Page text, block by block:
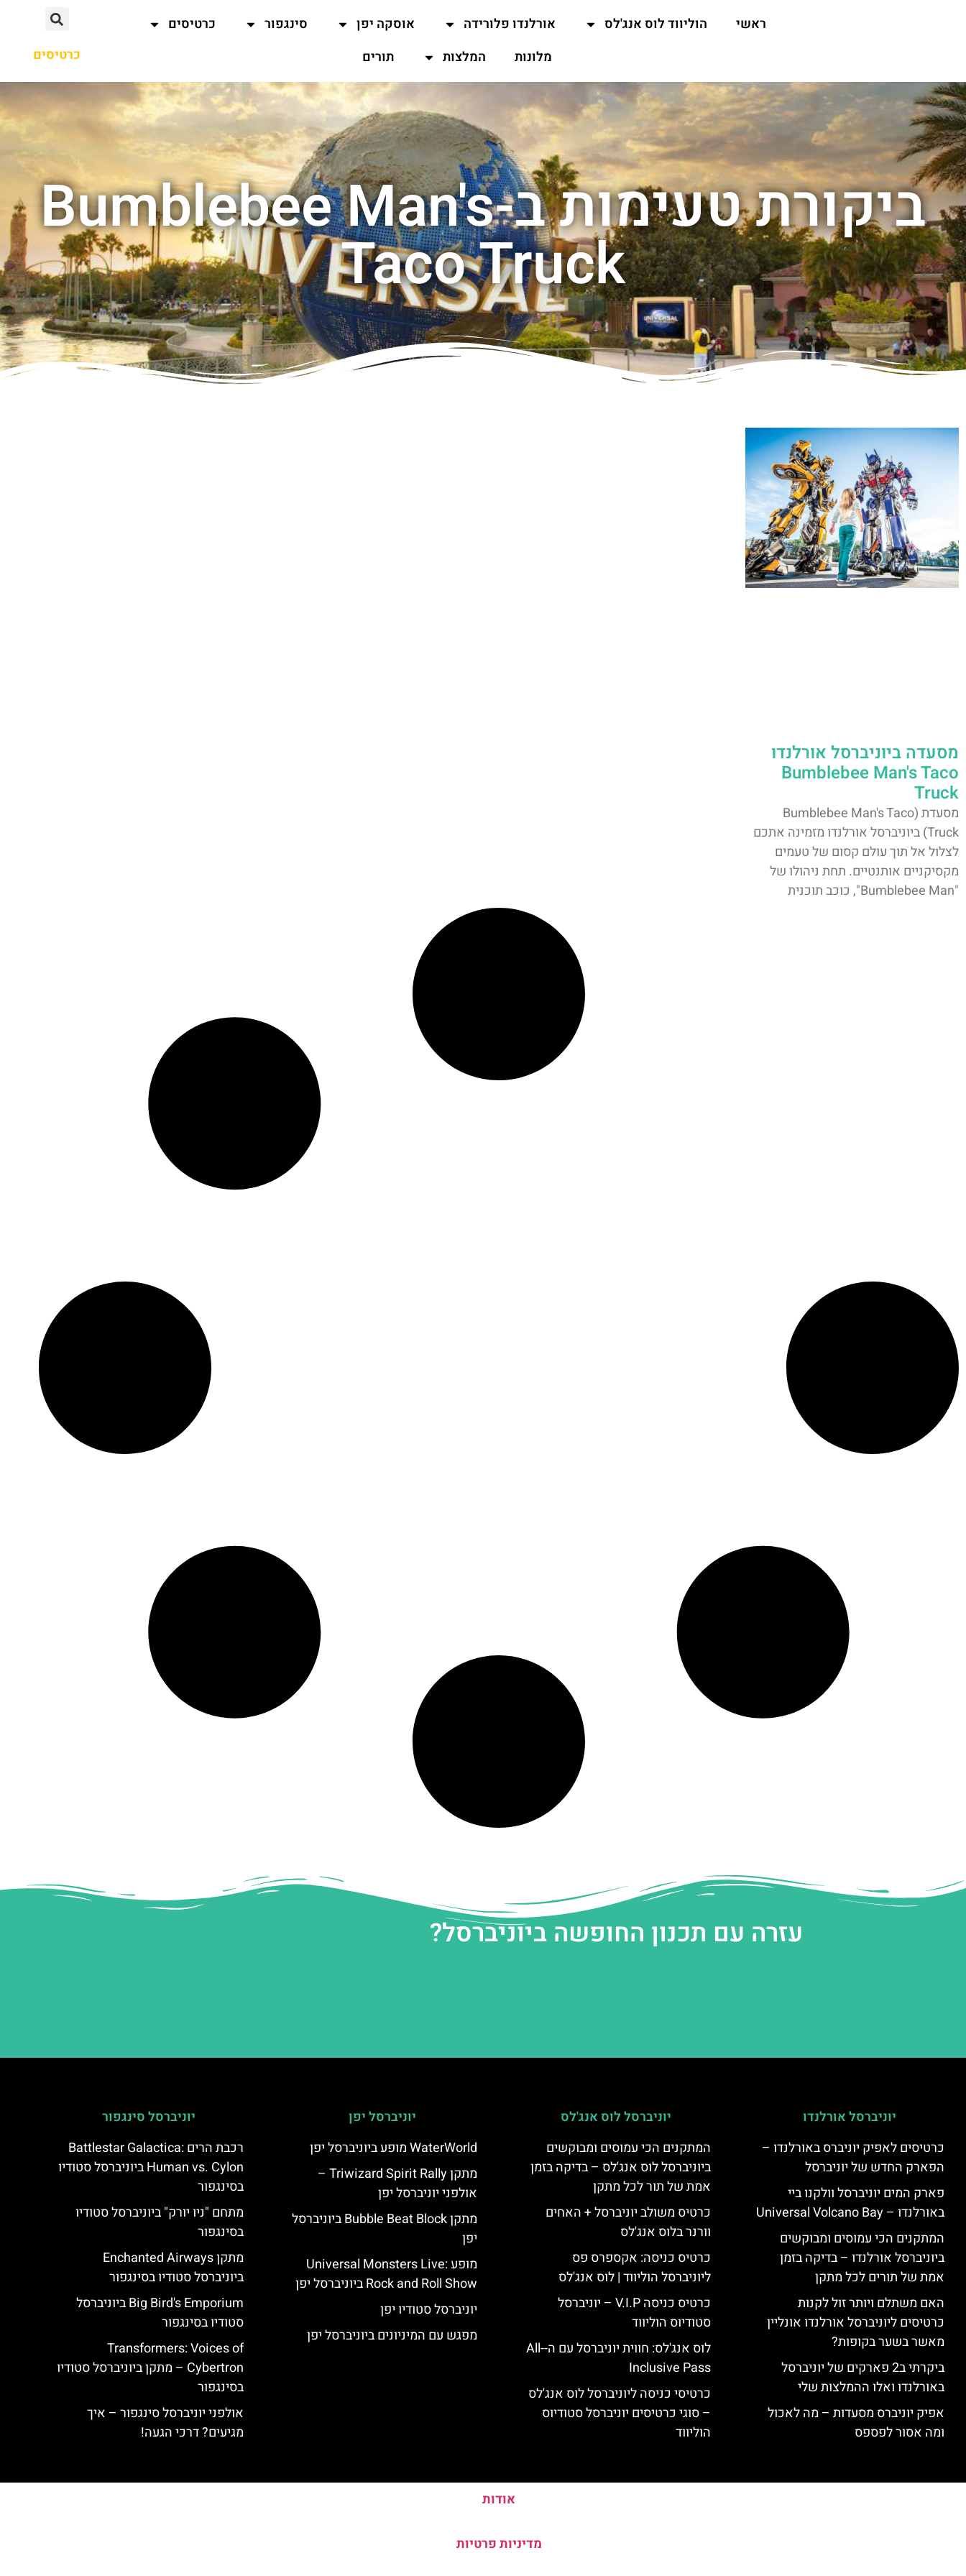
ראשי הוליווד לוס אנג'לס אורלנדו פלורידה אוסקה יפן סינגפור
כרטיסים
מלונות
המלצות תורים כרטיסים
ביקורת טעימות ב-Bumblebee Man's
Taco Truck
מסעדה ביוניברסל אורלנדו
Bumblebee Man's Taco
Truck
מסעדת (Bumblebee Man's Taco
Truck) ביוניברסל אורלנדו מזמינה אתכם
לצלול אל תוך עולם קסום של טעמים
מקסיקניים אותנטיים. תחת ניהולו של
"Bumblebee Man", כוכב תוכנית
עזרה עם תכנון החופשה ביוניברסל?
יוניברסל אורלנדו
כרטיסים לאפיק יוניברס באורלנדו –
הפארק החדש של יוניברסל
פארק המים יוניברסל וולקנו ביי
באורלנדו – Universal Volcano Bay
המתקנים הכי עמוסים ומבוקשים
ביוניברסל אורלנדו – בדיקה בזמן
אמת של תורים לכל מתקן
האם משתלם ויותר זול לקנות
כרטיסים ליוניברסל אורלנדו אונליין
מאשר בשער בקופות?
ביקרתי ב2 פארקים של יוניברסל
באורלנדו ואלו ההמלצות שלי
אפיק יוניברס מסעדות – מה לאכול
ומה אסור לפספס
יוניברסל לוס אנג'לס
המתקנים הכי עמוסים ומבוקשים
ביוניברסל לוס אנג'לס – בדיקה בזמן
אמת של תור לכל מתקן
כרטיס משולב יוניברסל + האחים
וורנר בלוס אנג'לס
כרטיס כניסה: אקספרס פס
ליוניברסל הוליווד | לוס אנג'לס
כרטיס כניסה V.I.P – יוניברסל
סטודיוס הוליווד
לוס אנג'לס: חווית יוניברסל עם ה-All-
Inclusive Pass
כרטיסי כניסה ליוניברסל לוס אנג'לס
– סוגי כרטיסים יוניברסל סטודיוס
הוליווד
יוניברסל יפן
WaterWorld מופע ביוניברסל יפן
מתקן Triwizard Spirit Rally –
אולפני יוניברסל יפן
מתקן Bubble Beat Block ביוניברסל
יפן
מופע Universal Monsters Live:
Rock and Roll Show ביוניברסל יפן
יוניברסל סטודיו יפן
מפגש עם המיניונים ביוניברסל יפן
יוניברסל סינגפור
רכבת הרים Battlestar Galactica:
Human vs. Cylon ביוניברסל סטודיו
בסינגפור
מתחם "ניו יורק" ביוניברסל סטודיו
בסינגפור
מתקן Enchanted Airways
ביוניברסל סטודיו בסינגפור
Big Bird's Emporium ביוניברסל
סטודיו בסינגפור
Transformers: Voices of
Cybertron – מתקן ביוניברסל סטודיו
בסינגפור
אולפני יוניברסל סינגפור – איך
מגיעים? דרכי הגעה!
אודות
מדיניות פרטיות